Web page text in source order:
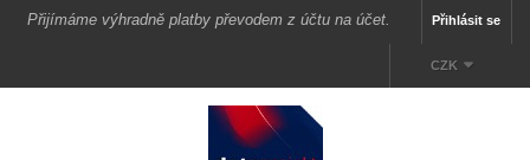
Přijímáme výhradně platby převodem z účtu na účet. Přihlásit se
CZK